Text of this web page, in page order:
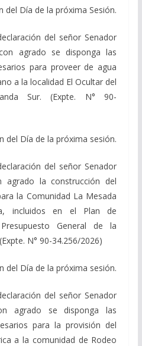
del Día de la próxima Sesión.
del señor Senador
agrado se disponga las
para proveer de agua
a la localidad El Ocultar del
Sur. (Expte. N° 90-
del Día de la próxima sesión.
del señor Senador
agrado la construcción del
la Comunidad La Mesada
incluidos en el Plan de
General de la
N° 90-34.256/2026)
del Día de la próxima sesión.
del señor Senador
agrado se disponga las
para la provisión del
a la comunidad de Rodeo